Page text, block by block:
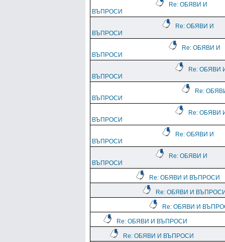
Re: ОБЯВИ И
ВЪПРОСИ
Re: ОБЯВИ И
ВЪПРОСИ
Re: ОБЯВИ И
ВЪПРОСИ
Re: ОБЯВИ
ВЪПРОСИ
Re:
ВЪПРОСИ
Re: ОБЯВИ
ВЪПРОСИ
Re: ОБЯВИ И
ВЪПРОСИ
Re: ОБЯВИ И
ВЪПРОСИ
Re: ОБЯВИ И ВЪПРОСИ
Re: ОБЯВИ И
Re: ОБЯВИ И
Re: ОБЯВИ И ВЪПРОСИ
Re: ОБЯВИ И ВЪПРОСИ